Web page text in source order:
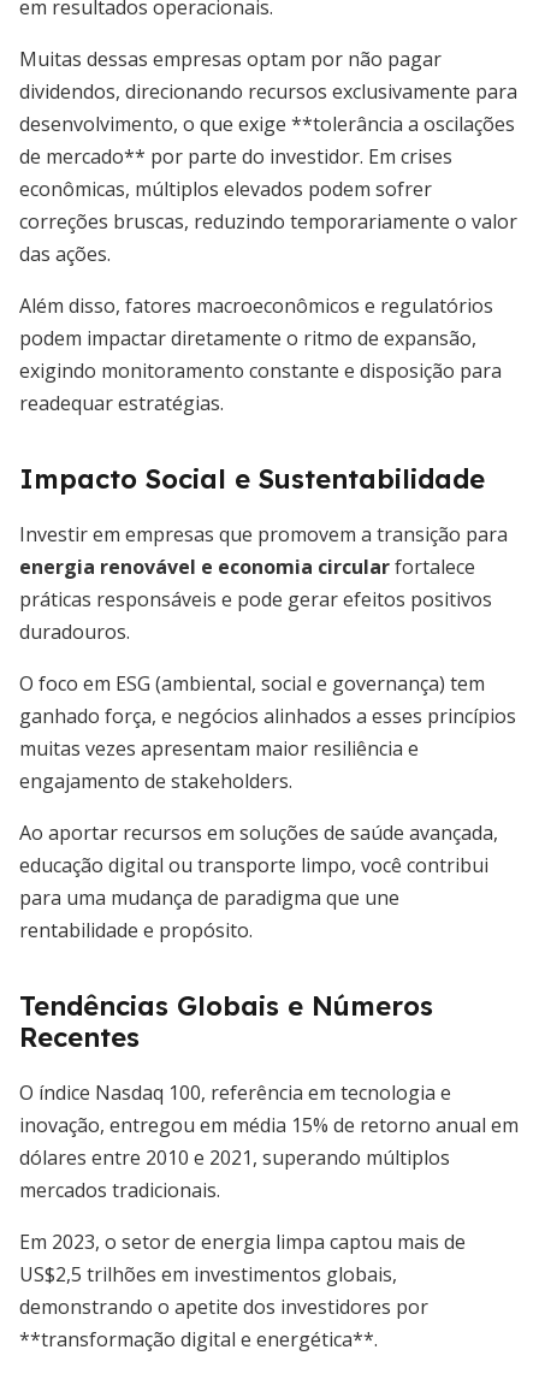
em resultados operacionais.
Muitas dessas empresas optam por não pagar
dividendos, direcionando recursos exclusivamente para
desenvolvimento, o que exige **tolerância a oscilações
de mercado** por parte do investidor. Em crises
econômicas, múltiplos elevados podem sofrer
correções bruscas, reduzindo temporariamente o valor
das ações.
Além disso, fatores macroeconômicos e regulatórios
podem impactar diretamente o ritmo de expansão,
exigindo monitoramento constante e disposição para
readequar estratégias.
Impacto Social e Sustentabilidade
Investir em empresas que promovem a transição para
energia renovável e economia circularfortalece
práticas responsáveis e pode gerar efeitos positivos
duradouros.
O foco em ESG (ambiental, social e governança) tem
ganhado força, e negócios alinhados a esses princípios
muitas vezes apresentam maior resiliência e
engajamento de stakeholders.
Ao aportar recursos em soluções de saúde avançada,
educação digital ou transporte limpo, você contribui
para uma mudança de paradigma que une
rentabilidade e propósito.
Tendências Globais e Números
Recentes
O índice Nasdaq 100, referência em tecnologia e
inovação, entregou em média 15% de retorno anual em
dólares entre 2010 e 2021, superando múltiplos
mercados tradicionais.
Em 2023, o setor de energia limpa captou mais de
US$2,5 trilhões em investimentos globais,
demonstrando o apetite dos investidores por
**transformação digital e energética**.